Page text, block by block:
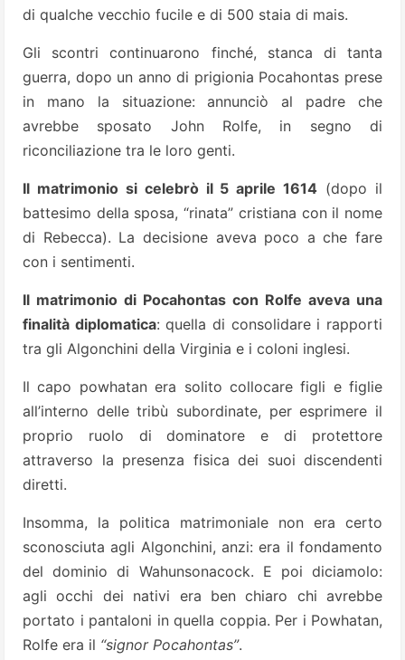
di qualche vecchio fucile e di 500 staia di mais.
Gli scontri continuarono finché, stanca di tanta
guerra, dopo un anno di prigionia Pocahontas prese
in mano la situazione: annunciò al padre che
avrebbe sposato John Rolfe, in segno di
riconciliazione tra le loro genti.
Il matrimonio si celebrò il 5 aprile 1614 (dopo il
battesimo della sposa, “rinata” cristiana con il nome
di Rebecca). La decisione aveva poco a che fare
con i sentimenti.
Il matrimonio di Pocahontas con Rolfe aveva una
finalità diplomatica: quella di consolidare i rapporti
tra gli Algonchini della Virginia e i coloni inglesi.
Il capo powhatan era solito collocare figli e figlie
all’interno delle tribù subordinate, per esprimere il
proprio ruolo di dominatore e di protettore
attraverso la presenza fisica dei suoi discendenti
diretti.
Insomma, la politica matrimoniale non era certo
sconosciuta agli Algonchini, anzi: era il fondamento
del dominio di Wahunsonacock. E poi diciamolo:
agli occhi dei nativi era ben chiaro chi avrebbe
portato i pantaloni in quella coppia. Per i Powhatan,
Rolfe era il “signor Pocahontas”.